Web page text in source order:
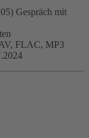
Gespräch mit
FLAC, MP3